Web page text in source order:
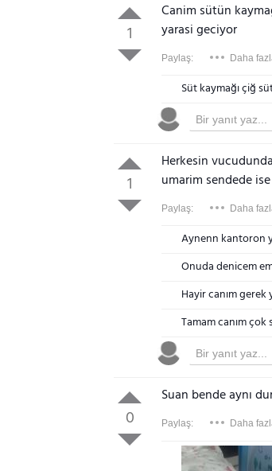
1
Canim sütün
yarasi geciyor
Paylaş: Daha
Süt kaymağı çiğ
1
Herkesin
umarim sendede
Paylaş: Daha
Aynenn kantoron
Onuda denicem
Hayir canım gerek
Tamam canım
0
Suan bende aynı
Paylaş: Daha